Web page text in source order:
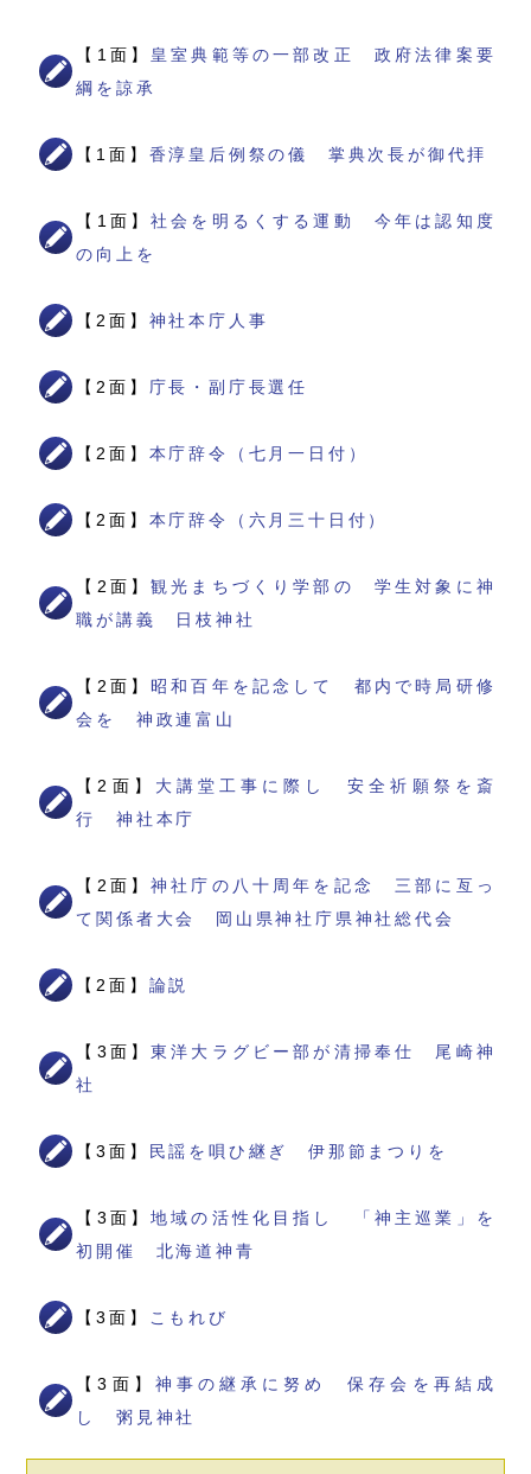
【1面】 皇室典範等の一部改正 政府法律案要
綱を諒承
【1面】 香淳皇后例祭の儀 掌典次長が御代拝
【1面】社会を明るくする運動 今年は認知度
の向上を
【2面】 神社本庁人事
【2面】 庁長・副庁長選任
【2面】 本庁辞令（七月一日付）
【2面】 本庁辞令（六月三十日付）
【2面】観光まちづくり学部の 学生対象に神
職が講義 日枝神社
【2面】 昭和百年を記念して 都内で時局研修
会を 神政連富山
【2面】 大講堂工事に際し 安全祈願祭を斎
行 神社本庁
【2面】神社庁の八十周年を記念 三部に亙っ
て関係者大会 岡山県神社庁県神社総代会
【2面】 論説
【3面】東洋大ラグビー部が清掃奉仕 尾崎神
社
【3面】 民謡を唄ひ継ぎ 伊那節まつりを
【3面】地域の活性化目指し 「神主巡業」を
初開催 北海道神青
【3面】 こもれび
【3面】 神事の継承に努め 保存会を再結成
し 粥見神社